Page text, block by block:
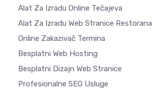
Alat Za Izradu Online Tečajeva
Alat Za Izradu Web Stranice Restorana
Online Zakazivač Termina
Besplatni Web Hosting
Besplatni Dizajn Web Stranice
Profesionalne SEO Usluge